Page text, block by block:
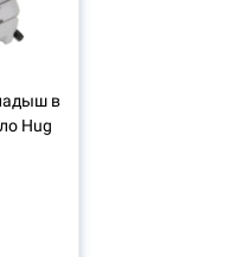
в
Hug